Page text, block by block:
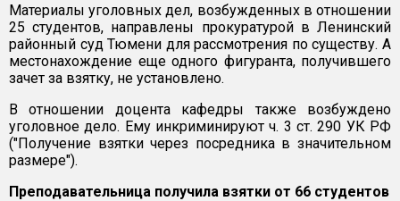
Материалы уголовных дел, возбужденных в отношении
25 студентов, направлены прокуратурой в Ленинский
районный суд Тюмени для рассмотрения по существу. А
местонахождение еще одного фигуранта, получившего
зачет за взятку, не установлено.
В отношении доцента кафедры также возбуждено
уголовное дело. Ему инкриминируют ч. 3 ст. 290 УК РФ
("Получение взятки через посредника в значительном
размере").
Преподавательница получила взятки от 66 студентов